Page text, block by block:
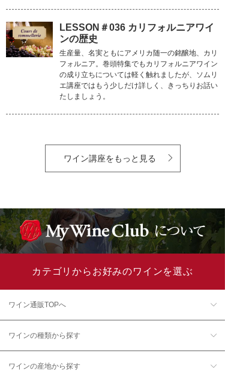
LESSON＃036 カリフォルニアワイ
ンの歴史
生産量、名実ともにアメリカ随一の銘醸地、カリ
フォルニア。巻頭特集でもカリフォルニアワイン
の成り立ちについては軽く触れましたが、ソムリ
エ講座ではもう少しだけ詳しく、きっちりお話い
たしましょう。
ワイン講座をもっと見る
カテゴリからお好みのワインを選ぶ
ワイン通販TOPへ
ワインの種類から探す
ワインの産地から探す